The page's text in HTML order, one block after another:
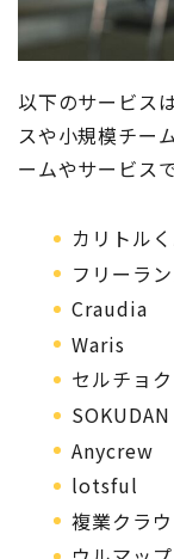
以下のサービス
スや小規模チー
ームやサービスで
カリトル
フリーラ
Craudia
Waris
セルチョク
SOKUDAN
Anycrew
lotsful
複業クラ